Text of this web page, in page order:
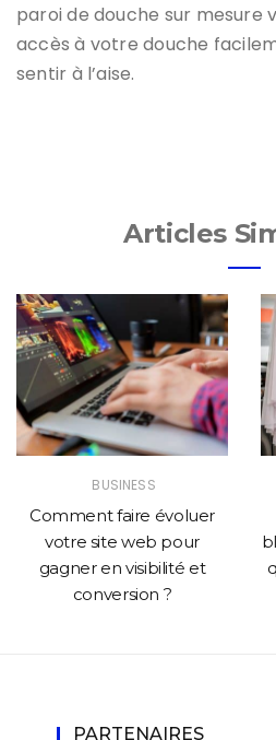
paroi de douche sur mesure
accès à votre douche
sentir à l’aise.
Articles
BUSINESS
Comment faire évoluer
votre site web pour
gagner en visibilité et
conversion ?
PARTENAIRES